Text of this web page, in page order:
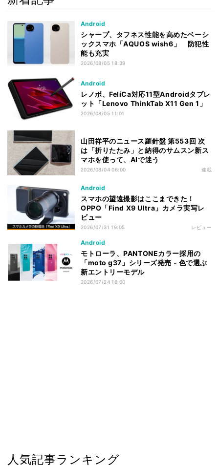
Android
シャープ、タフネス性能を高めたベーシ
ックスマホ「AQUOS wish6」 防犯性
能も充実
2026/08/05 18:39
Android
レノボ、FeliCa対応11型Androidタブレ
ット「Lenovo ThinkTab X11 Gen 1」
2026/08/05 11:01
山田祥平のニュース羅針盤 第553回 次
は「折りたたみ」と納得のサムスン新ス
マホを使って、AIで迷う
2026/08/04 06:00 連載
Android
スマホの望遠撮影はここまできた！
OPPO「Find X9 Ultra」カメラ実写レ
ビュー
2026/07/31 19:05 レビュー
Android
モトローラ、PANTONEカラー採用の
「moto g37」シリーズ発売 - 色で選ぶ
新エントリーモデル
2026/07/24 16:00
人気記事ランキング